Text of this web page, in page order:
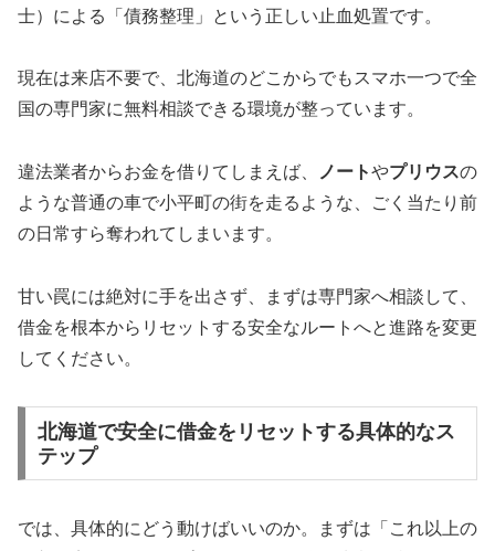
士）による「債務整理」という正しい止血処置です。
現在は来店不要で、北海道のどこからでもスマホ一つで全
国の専門家に無料相談できる環境が整っています。
違法業者からお金を借りてしまえば、 ノートやプリウスの
ような普通の車で小平町の街を走るような、ごく当たり前
の日常すら奪われてしまいます。
甘い罠には絶対に手を出さず、まずは専門家へ相談して、
借金を根本からリセットする安全なルートへと進路を変更
してください。
北海道で安全に借金をリセットする具体的なス
テップ
では、具体的にどう動けばいいのか。まずは「これ以上の